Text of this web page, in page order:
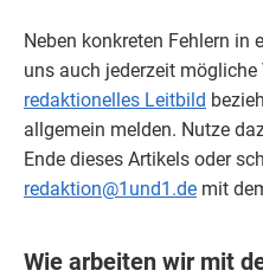
Neben konkreten Fehlern in
uns auch jederzeit
redaktionelles Leitbild
allgemein melden. Nutze
Ende dieses Artikels oder
redaktion@1und1.de mit
Wie arbeiten wir mit